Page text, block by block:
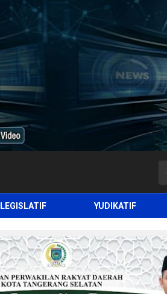
LEGISLATIF YUDIKATIF